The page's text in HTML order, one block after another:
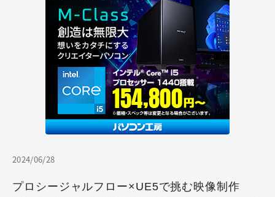
2024/06/28
プロシージャルフロー×UE5で挑む映像制作